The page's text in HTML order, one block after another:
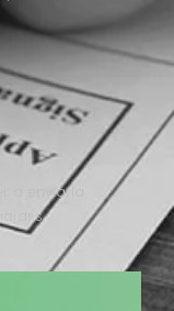
a enviarla